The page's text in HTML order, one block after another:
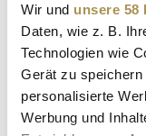
Wir und unsere 58
Daten, wie z. B.
Technologien wie
Gerät zu
personalisierte
Werbung und